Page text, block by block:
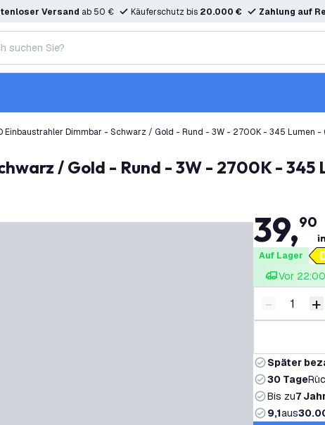
Versand ab 50 € Käuferschutz bis 20.000 € Zahlung auf
Einbaustrahler Dimmbar - Schwarz / Gold - Rund - 3W - 2700K - 345 Lumen -
/ Gold - Rund - 3W - 2700K - 345
39,90
Auf Lager
Vor
Menge
- +
Später
30 Tage
Bis zu7
9,1aus